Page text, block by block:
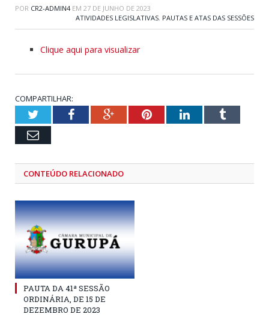
POR CR2-ADMIN4 EM 27 DE JUNHO DE 2023
ATIVIDADES LEGISLATIVAS, PAUTAS E ATAS DAS SESSÕES
Clique aqui para visualizar
COMPARTILHAR:
TwitterFacebookGoogle+PinterestLinkedInTumblr
Email
CONTEÚDO RELACIONADO
PAUTA DA 41ª SESSÃO
ORDINÁRIA, DE 15 DE
DEZEMBRO DE 2023